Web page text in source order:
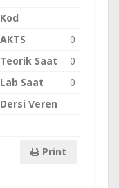
Kod
AKTS
0
Teorik Saat
0
Lab Saat
0
Dersi Veren
Print